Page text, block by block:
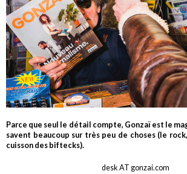
Parce que seul le détail compte, Gonzaï est le
savent beaucoup sur très peu de choses (le
cuisson des biftecks).
desk AT gonzai.com